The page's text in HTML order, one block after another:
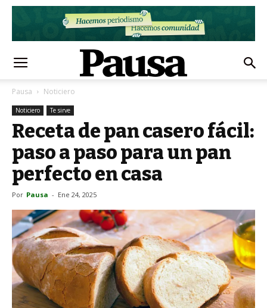
Pausa Noticiero
Noticiero Te sirve
Receta de pan casero fácil:
paso a paso para un pan
perfecto en casa
Por Pausa - Ene 24, 2025